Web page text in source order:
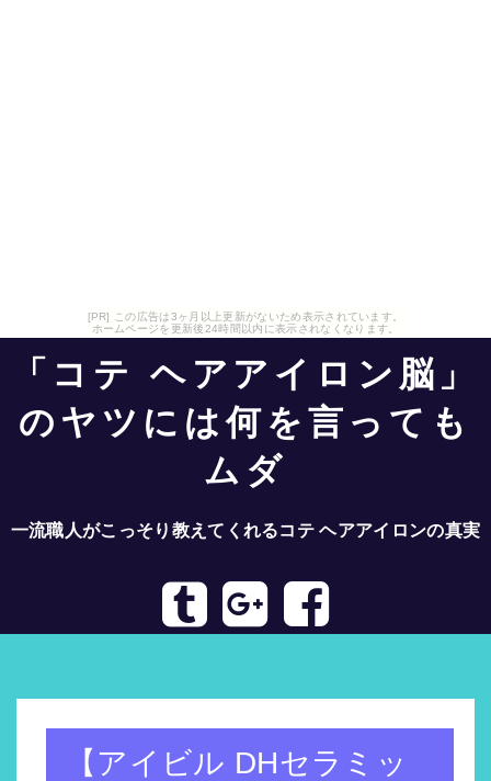
[PR] この広告は3ヶ月以上更新がないため表示されています。
ホームページを更新後24時間以内に表示されなくなります。
「コテ ヘアアイロン脳」
のヤツには何を言っても
ムダ
一流職人がこっそり教えてくれるコテ ヘアアイロンの真実
【アイビル DHセラミッ